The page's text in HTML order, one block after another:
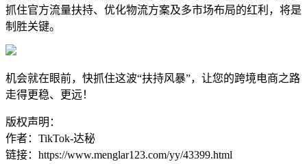
抓住官方流量扶持、优化物流方案及多市场布局的红利，将是
制胜关键。
机会就在眼前，快抓住这波“扶持风暴”，让您的跨境电商之路
走得更稳、更远！
版权声明：
作者：TikTok-达秘
链接：https://www.menglar123.com/yy/43399.html